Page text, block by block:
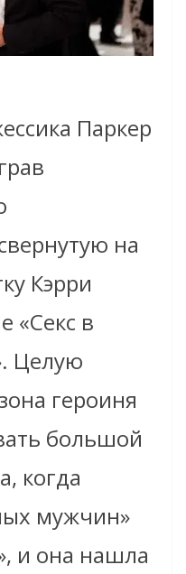
Паркер
на
Кэрри
«Секс в
Целую
героиня
большой
когда
мужчин»
и она нашла